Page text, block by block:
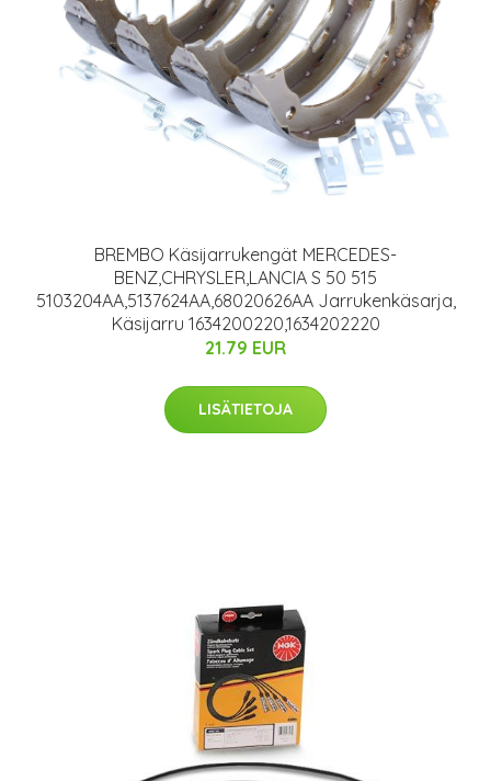
BREMBO Käsijarrukengät MERCEDES-
BENZ,CHRYSLER,LANCIA S 50 515
5103204AA,5137624AA,68020626AA Jarrukenkäsarja,
Käsijarru 1634200220,1634202220
21.79 EUR
LISÄTIETOJA